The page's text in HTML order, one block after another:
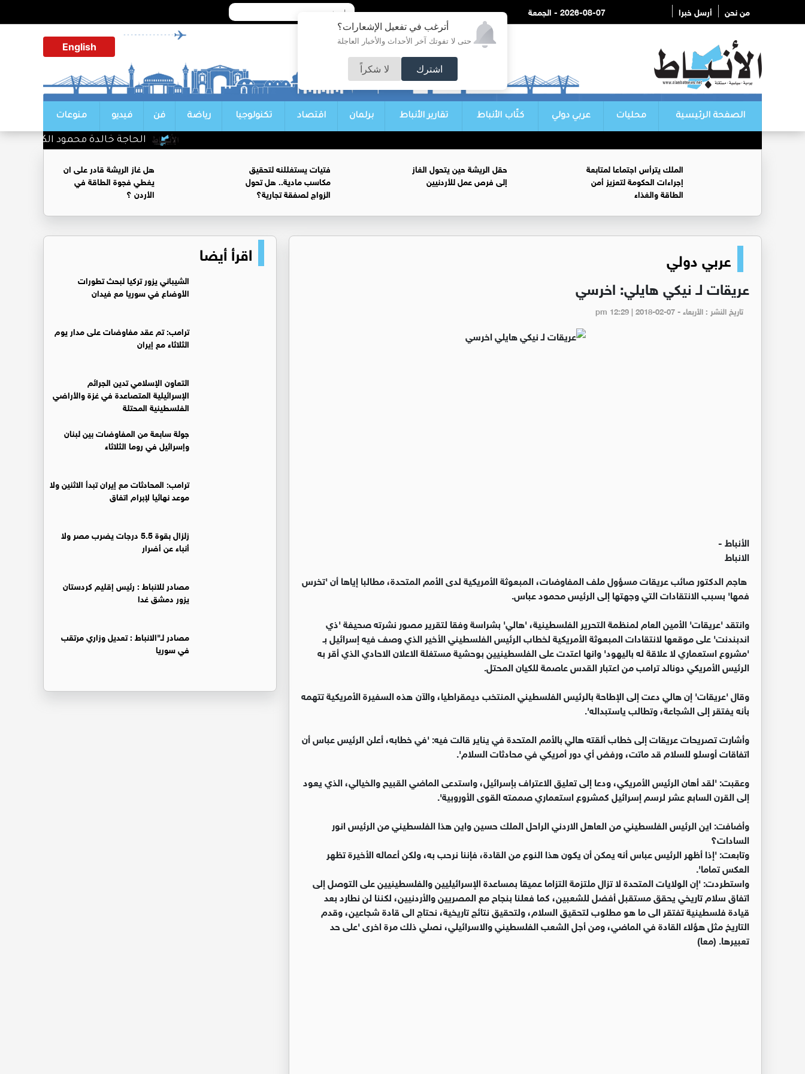
أترغب في تفعيل الإشعارات؟
حتى لا تفوتك آخر الأحداث والأخبار العاجلة
اشترك لا شكراً
من نحن أرسل خبرا 2026-08-07 - الجمعة
English
الصفحة الرئيسية محليات عربي دولي كتّاب الأنباط تقارير الأنباط برلمان اقتصاد تكنولوجيا رياضة فن فيديو منوعات
الحاجة خالدة محمود الكرمي في ذمة
الملك يترأس اجتماعا لمتابعة
إجراءات الحكومة لتعزيز أمن
الطاقة والغذاء
حقل الريشة حين يتحول الغاز
إلى فرص عمل للأردنيين
فتيات يستغللنه لتحقيق
مكاسب مادية.. هل تحول
الزواج لصفقة تجارية؟
هل غاز الريشة قادر على ان
يغطي فجوة الطاقة في
الأردن ؟
عربي دولي
عريقات لـ نيكي هايلي: اخرسي
تاريخ النشر : الأربعاء - pm 12:29 | 2018-02-07
الأنباط -
الانباط
هاجم الدكتور صائب عريقات مسؤول ملف المفاوضات، المبعوثة الأمريكية لدى الأمم المتحدة، مطالبا إياها أن 'تخرس
فمها' بسبب الانتقادات التي وجهتها إلى الرئيس محمود عباس.
وانتقد 'عريقات' الأمين العام لمنظمة التحرير الفلسطينية، 'هالي' بشراسة وفقا لتقرير مصور نشرته صحيفة 'ذي
اندبندنت' على موقعها لانتقادات المبعوثة الأمريكية لخطاب الرئيس الفلسطيني الأخير الذي وصف فيه إسرائيل بـ
'مشروع استعماري لا علاقة له باليهود' وانها اعتدت على الفلسطينيين بوحشية مستغلة الاعلان الاحادي الذي أقر به
الرئيس الأمريكي دونالد ترامب من اعتبار القدس عاصمة للكيان المحتل.
وقال 'عريقات' إن هالي دعت إلى الإطاحة بالرئيس الفلسطيني المنتخب ديمقراطيا، والآن هذه السفيرة الأمريكية تتهمه
بأنه يفتقر إلى الشجاعة، وتطالب ياستبداله'.
وأشارت تصريحات عريقات إلى خطاب ألقته هالي بالأمم المتحدة في يناير قالت فيه: 'في خطابه، أعلن الرئيس عباس أن
اتفاقات أوسلو للسلام قد ماتت، ورفض أي دور أمريكي في محادثات السلام'.
وعقبت: 'لقد أهان الرئيس الأمريكي، ودعا إلى تعليق الاعتراف بإسرائيل، واستدعى الماضي القبيح والخيالي، الذي يعود
إلى القرن السابع عشر لرسم إسرائيل كمشروع استعماري صممته القوى الأوروبية'.
وأضافت: اين الرئيس الفلسطيني من العاهل الاردني الراحل الملك حسين واين هذا الفلسطيني من الرئيس انور
السادات؟
وتابعت: 'إذا أظهر الرئيس عباس أنه يمكن أن يكون هذا النوع من القادة، فإننا نرحب به، ولكن أعماله الأخيرة تظهر
العكس تماما'.
واستطردت: 'إن الولايات المتحدة لا تزال ملتزمة التزاما عميقا بمساعدة الإسرائيليين والفلسطينيين على التوصل إلى
اتفاق سلام تاريخي يحقق مستقبل أفضل للشعبين، كما فعلنا بنجاح مع المصريين والأردنيين، لكننا لن نطارد بعد
قيادة فلسطينية تفتقر الى ما هو مطلوب لتحقيق السلام، ولتحقيق نتائج تاريخية، نحتاج الى قادة شجاعين، وقدم
التاريخ مثل هؤلاء القادة في الماضي، ومن أجل الشعب الفلسطيني والاسرائيلي، نصلي ذلك مرة اخرى 'على حد
تعبيرها. (معا)
اقرأ أيضا
‏الشيباني يزور تركيا لبحث تطورات
الأوضاع في سوريا مع فيدان
ترامب: تم عقد مفاوضات على مدار يوم
الثلاثاء مع إيران
التعاون الإسلامي تدين الجرائم
الإسرائيلية المتصاعدة في غزة والأراضي
الفلسطينية المحتلة
جولة سابعة من المفاوضات بين لبنان
وإسرائيل في روما الثلاثاء
ترامب: المحادثات مع إيران تبدأ الاثنين ولا
موعد نهائيا لإبرام اتفاق
زلزال بقوة 5.5 درجات يضرب مصر ولا
أنباء عن أضرار
‏مصادر للانباط : رئيس إقليم كردستان
يزور دمشق غدا
‏مصادر لـ"الانباط : تعديل وزاري مرتقب
في سوريا